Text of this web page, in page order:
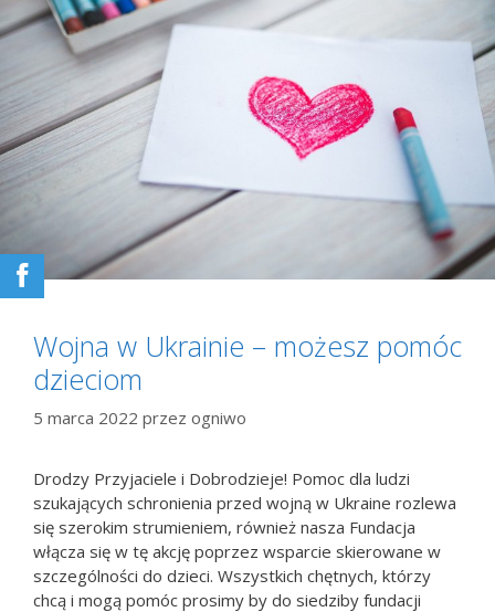
Wojna w Ukrainie – możesz pomóc
dzieciom
5 marca 2022 przez ogniwo
Drodzy Przyjaciele i Dobrodzieje! Pomoc dla ludzi
szukających schronienia przed wojną w Ukraine rozlewa
się szerokim strumieniem, również nasza Fundacja
włącza się w tę akcję poprzez wsparcie skierowane w
szczególności do dzieci. Wszystkich chętnych, którzy
chcą i mogą pomóc prosimy by do siedziby fundacji